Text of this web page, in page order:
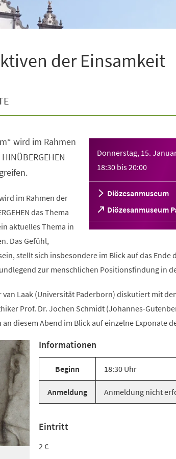
der Einsamkeit
Donnerstag, 15.
18:30 bis20:00
Diözesanmuseum
Diözesanmuseum
(Öffnet
in
einem
Tab)
wird im Rahmen
im Rahmen der
das Thema
aktuelles Thema in
Das Gefühl,
stellt sich insbesondere im Blick auf das Ende
zur menschlichen Positionsfindung in
van Laak (Universität Paderborn) diskutiert mit
Prof. Dr. Jochen Schmidt (Johannes-
diesem Abend im Blick auf einzelne Exponate
Informationen
Beginn 18:30 Uhr
Anmeldung Anmeldung nicht
Eintritt
2 €